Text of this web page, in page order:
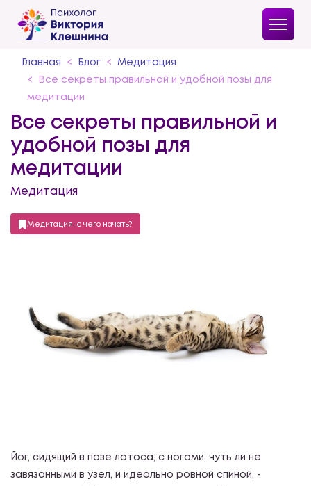
Главная Блог Медитация
Все секреты правильной и удобной позы для
медитации
Все секреты правильной и
удобной позы для
медитации
Медитация
Йог, сидящий в позе лотоса, с ногами, чуть ли не
завязанными в узел, и идеально ровной спиной, -
Медитация: с чего начать?